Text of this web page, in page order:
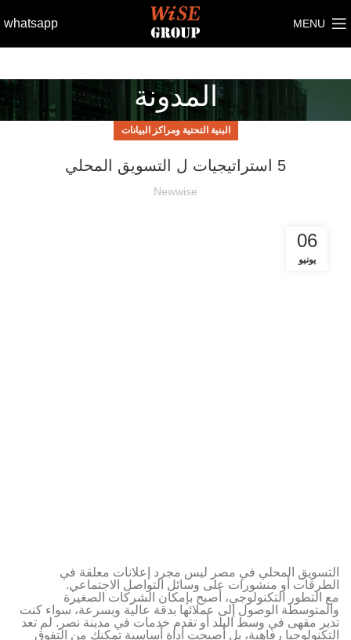
MENU
whatsapp
المدونة
البنية التحتية ومراكز البيانات
5 استراتيجيات ل التسويق المحلي
Newwise
06
يونيو
التسويق المحلي في مصر ليس مجرد إعلانات معلقة في
الطرقات أو منشورات على وسائل التواصل الاجتماعي.
مع التطور التكنولوجي، أصبح بإمكان الشركات الصغيرة
والمتوسطة الوصول إلى عملائها بدقة عالية وبسرعة، سواء كنت
تدير مقهى في وسط البلد أو تقدم خدمات في مدينة نصر. لم تعد
التكنولوجيا رفاهية، بل أصبحت أداة أساسية تمكنك من التفوق